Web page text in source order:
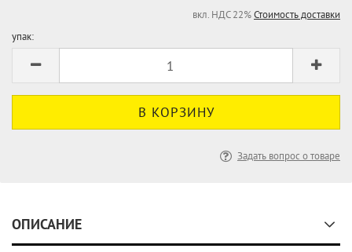
вкл. НДС 22%Стоимость доставки
упак:
Задать вопрос о товаре
ОПИСАНИЕ